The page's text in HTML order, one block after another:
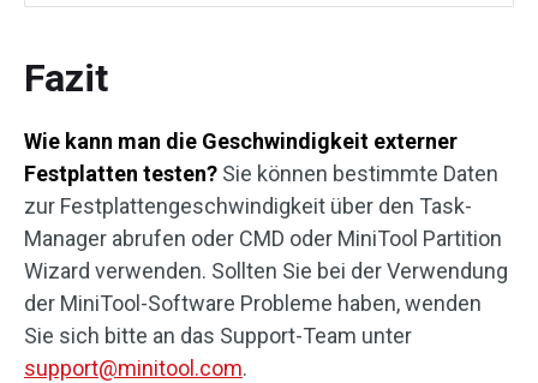
Fazit
Wie kann man die Geschwindigkeit externer
Festplatten testen? Sie können bestimmte Daten
zur Festplattengeschwindigkeit über den Task-
Manager abrufen oder CMD oder MiniTool Partition
Wizard verwenden. Sollten Sie bei der Verwendung
der MiniTool-Software Probleme haben, wenden
Sie sich bitte an das Support-Team unter
support@minitool.com.